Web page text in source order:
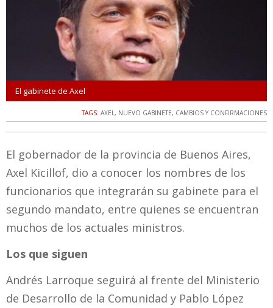
El gabinete de Axel
TAGS: AXEL, NUEVO GABINETE, CAMBIOS Y CONFIRMACIONES
El gobernador de la provincia de Buenos Aires,
Axel Kicillof, dio a conocer los nombres de los
funcionarios que integrarán su gabinete para el
segundo mandato, entre quienes se encuentran
muchos de los actuales ministros.
Los que siguen
Andrés Larroque seguirá al frente del Ministerio
de Desarrollo de la Comunidad y Pablo López